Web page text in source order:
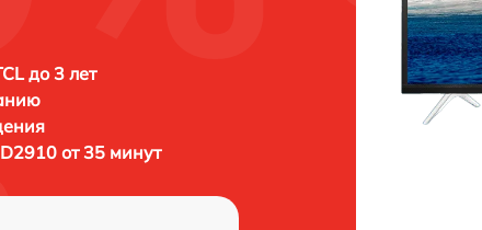
до 3 лет
от 35 минут